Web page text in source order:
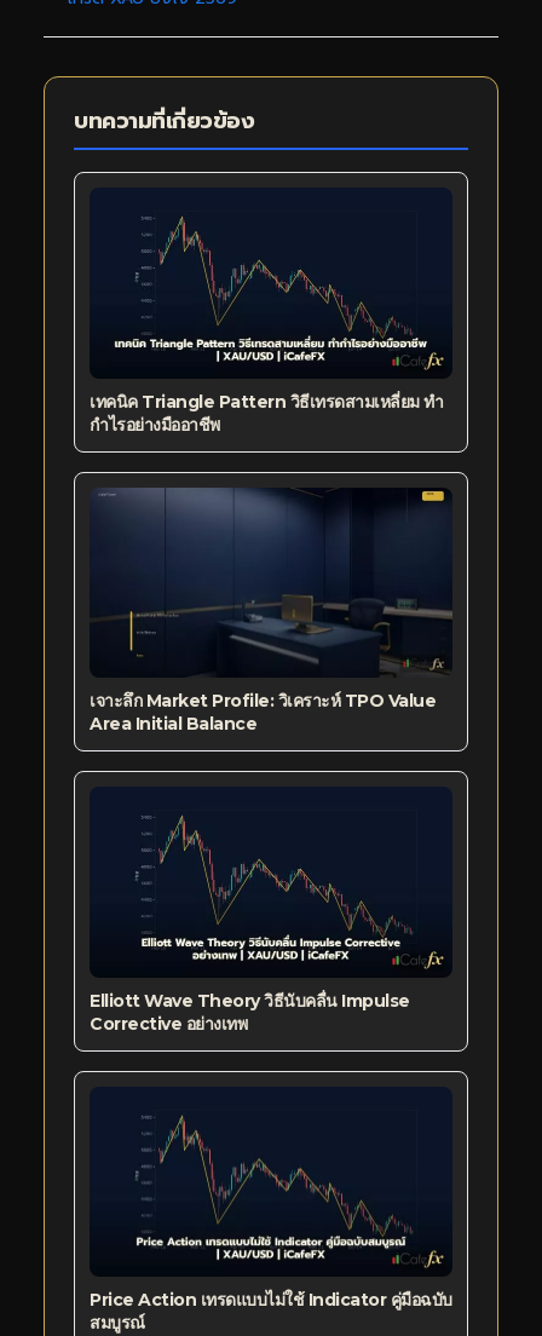
บทความที่เกี่ยวข้อง
เทคนิค Triangle Pattern วิธีเทรดสามเหลี่ยม ทำ
กำไรอย่างมืออาชีพ
เจาะลึก Market Profile: วิเคราะห์ TPO Value
Area Initial Balance
Elliott Wave Theory วิธีนับคลื่น Impulse
Corrective อย่างเทพ
Price Action เทรดแบบไม่ใช้ Indicator คู่มือฉบับ
สมบูรณ์